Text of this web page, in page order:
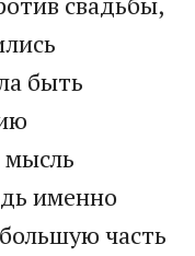
быть
именно
часть